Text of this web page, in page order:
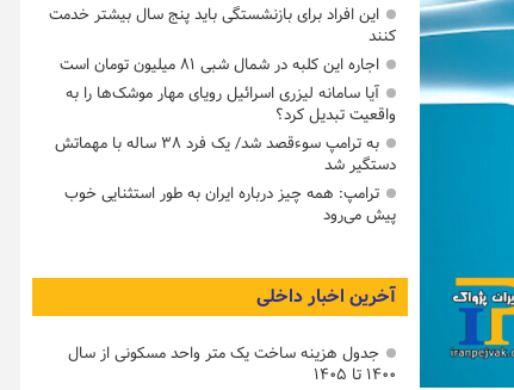
این افراد برای بازنشستگی باید پنج سال بیشتر خدمت
کنند
اجاره این کلبه در شمال شبی ۸۱ میلیون تومان است
آیا سامانه لیزری اسرائیل رویای مهار موشک‌ها را به
واقعیت تبدیل کرد؟
به ترامپ سوءقصد شد/ یک فرد ۳۸ ساله با مهماتش
دستگیر شد
ترامپ: همه چیز درباره ایران به طور استثنایی خوب
پیش می‌رود
آخرین اخبار داخلی
جدول هزینه ساخت یک متر واحد مسکونی از سال
۱۴۰۰ تا ۱۴۰۵